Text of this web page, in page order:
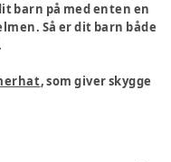
barn på med enten en
Så er dit barn både
, som giver skygge